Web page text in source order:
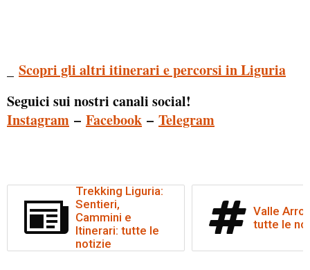
Scopri gli altri itinerari e percorsi in Liguria
Seguici sui nostri canali social!
Instagram – Facebook – Telegram
Trekking Liguria:
Sentieri,
Cammini e
Itinerari: tutte le
notizie
Valle
tutte le